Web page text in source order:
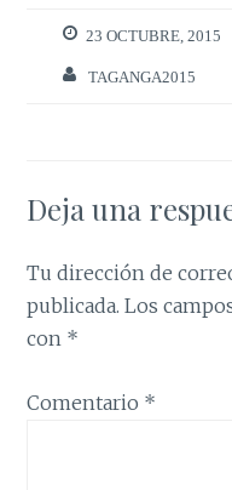
23 OCTUBRE, 2015
TAGANGA2015
Deja una
Tu dirección de
publicada. Los
con *
Comentario *